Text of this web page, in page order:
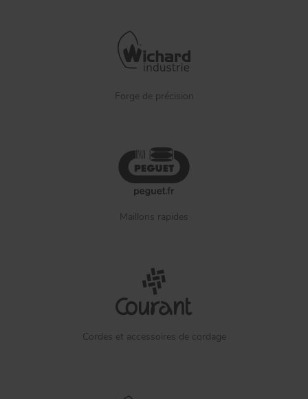
Forge de précision
Maillons rapides
Cordes et accessoires de cordage